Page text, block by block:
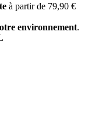
à partir de 79,90 €
environnement.